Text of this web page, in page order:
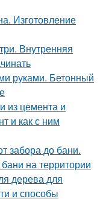
Изготовление
Внутренняя
руками. Бетонный
из цемента и
и как с ним
забора до бани.
на территории
дерева для
и способы